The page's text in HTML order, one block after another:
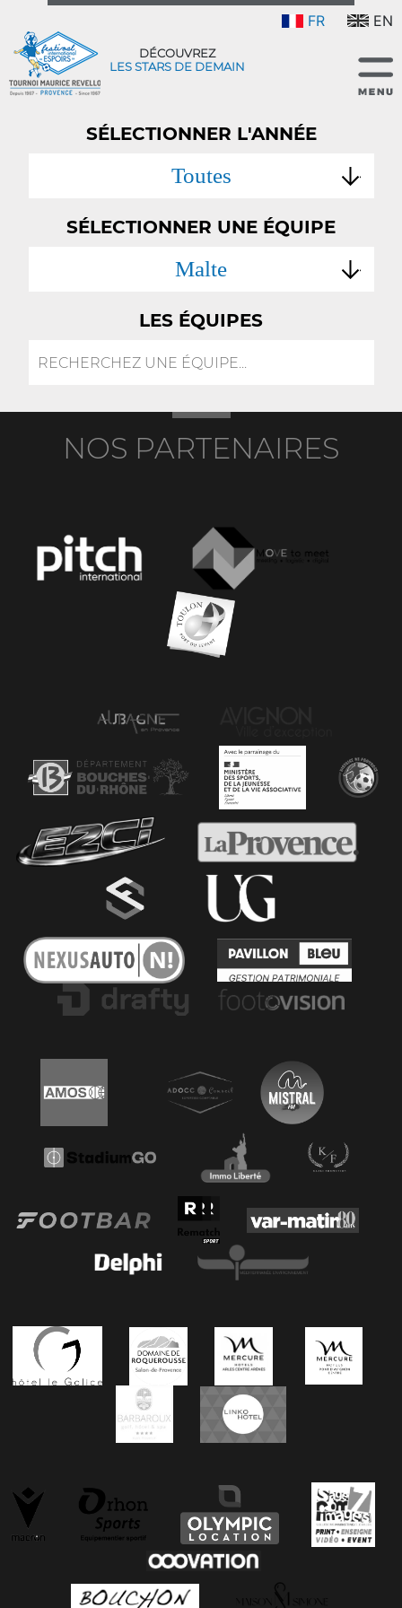
FR EN
DÉCOUVREZ
LES STARS DE DEMAIN
SÉLECTIONNER L'ANNÉE
Toutes
SÉLECTIONNER UNE ÉQUIPE
Malte
LES ÉQUIPES
NOS PARTENAIRES